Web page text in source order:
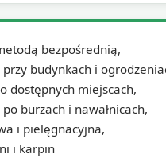
bezpośrednią,
budynkach i
dostępnych miejscach,
burzach i nawałnicach,
i pielęgnacyjna,
i karpin